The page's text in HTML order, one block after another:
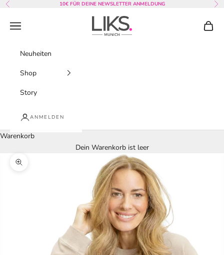
Zum Inhalt springen
Zurück 10€ FÜR DEINE NEWSLETTER ANMELDUNG Vor
LIKS. Munich
Menü
Neuheiten
Shop
Story
ANMELDEN
Warenkorb
Dein Warenkorb ist leer
Bild vergrößern